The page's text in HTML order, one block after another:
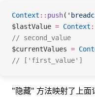
Context :: push(
$lastValue = Context
// second_value
$currentValues =
// ['first_value']
"隐藏" 方法映射了上面